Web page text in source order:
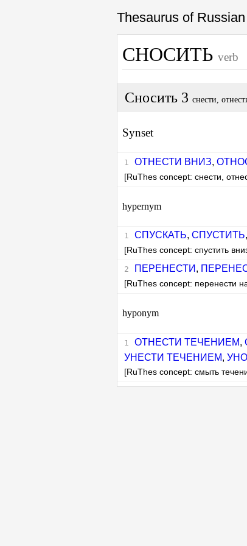
Thesaurus of
СНОСИТЬ verb
Сносить 3 снести,
Synset
ОТНЕСТИ ВНИЗ,
[RuThes concept: снести,
hypernym
СПУСКАТЬ, СПУСТИТЬ,
[RuThes concept: спустить
ПЕРЕНЕСТИ ,
[RuThes concept: перенести
hyponym
ОТНЕСТИ ТЕЧЕНИЕМ,
УНЕСТИ ТЕЧЕНИЕМ,
[RuThes concept: смыть